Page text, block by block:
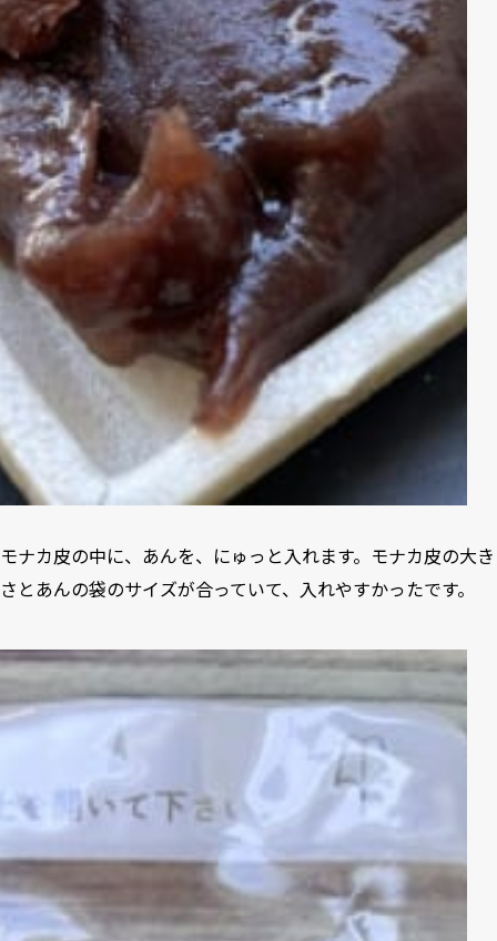
モナカ皮の中に、あんを、にゅっと入れます。モナカ皮の大き
さとあんの袋のサイズが合っていて、入れやすかったです。